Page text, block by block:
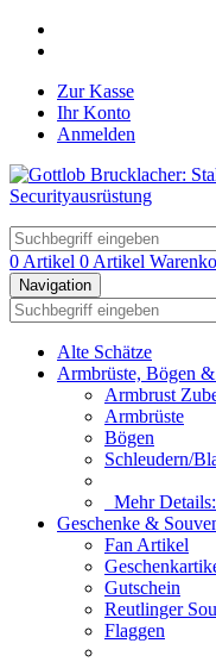
Zur Kasse
Ihr Konto
Anmelden
0 Artikel 0 Artikel
Navigation
Alte Schätze
Armbrüste, Bögen
Armbrust
Armbrüste
Bögen
Schleudern/
Mehr Details:
Geschenke &
Fan Artikel
Gutschein
Reutlinger
Flaggen